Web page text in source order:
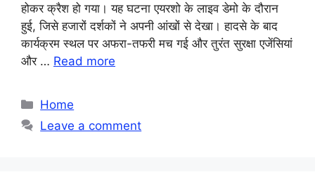
होकर क्रैश हो गया। यह घटना एयरशो के लाइव डेमो के दौरान
हुई, जिसे हजारों दर्शकों ने अपनी आंखों से देखा। हादसे के बाद
कार्यक्रम स्थल पर अफरा-तफरी मच गई और तुरंत सुरक्षा एजेंसियां
और … Read more
Categories
Home
Leave a comment